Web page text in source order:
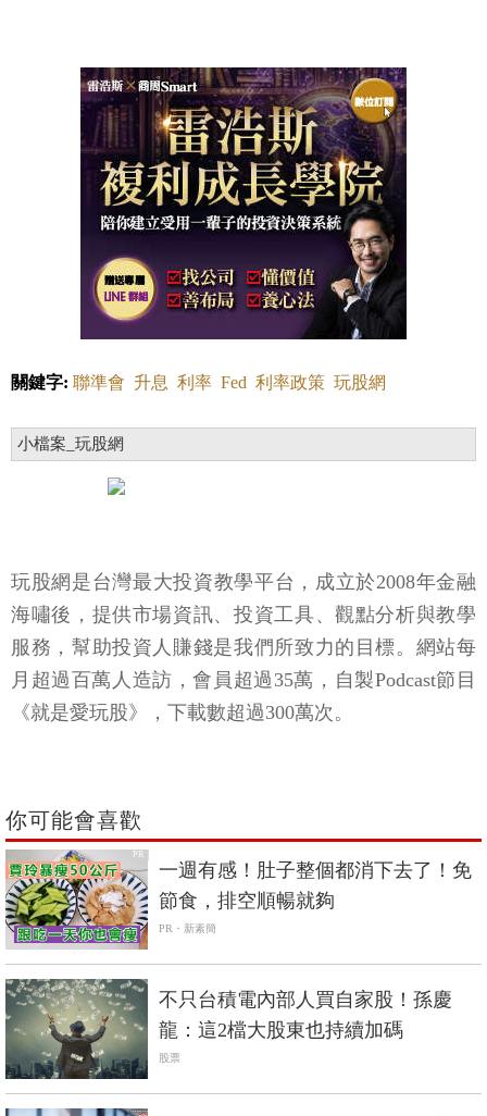
關鍵字: 聯準會 升息 利率 Fed 利率政策 玩股網
小檔案_玩股網
玩股網是台灣最大投資教學平台，成立於2008年金融
海嘯後，提供市場資訊、投資工具、觀點分析與教學
服務，幫助投資人賺錢是我們所致力的目標。網站每
月超過百萬人造訪，會員超過35萬，自製Podcast節目
《就是愛玩股》，下載數超過300萬次。
你可能會喜歡
PR
一週有感！肚子整個都消下去了！免
節食，排空順暢就夠
PR・新素簡
不只台積電內部人買自家股！孫慶
龍：這2檔大股東也持續加碼
股票